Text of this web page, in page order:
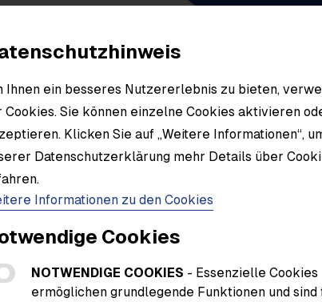
Ihnen ein besseres Nutzererlebnis zu bieten,
Cookies. Sie können einzelne Cookies aktivieren
Klicken Sie auf „Weitere Informationen“,
Datenschutzerklärung mehr Details über
Informationen zu den Cookies
Cookies
NOTWENDIGE COOKIES - Essenzielle Cookies
ermöglichen grundlegende Funktionen und sind
Material